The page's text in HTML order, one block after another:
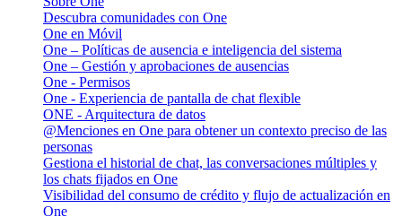
Descubra comunidades con One
One en Móvil
One – Políticas de ausencia e inteligencia del sistema
One – Gestión y aprobaciones de ausencias
One - Permisos
One - Experiencia de pantalla de chat flexible
ONE - Arquitectura de datos
@Menciones en One para obtener un contexto preciso de las
personas
Gestiona el historial de chat, las conversaciones múltiples y
los chats fijados en One
Visibilidad del consumo de crédito y flujo de actualización en
One